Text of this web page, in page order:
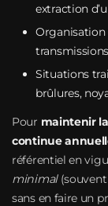
extraction
Organisation
Situations
brûlures,
Pour maintenir
continue
référentiel en
minimal(souvent
sans en faire un